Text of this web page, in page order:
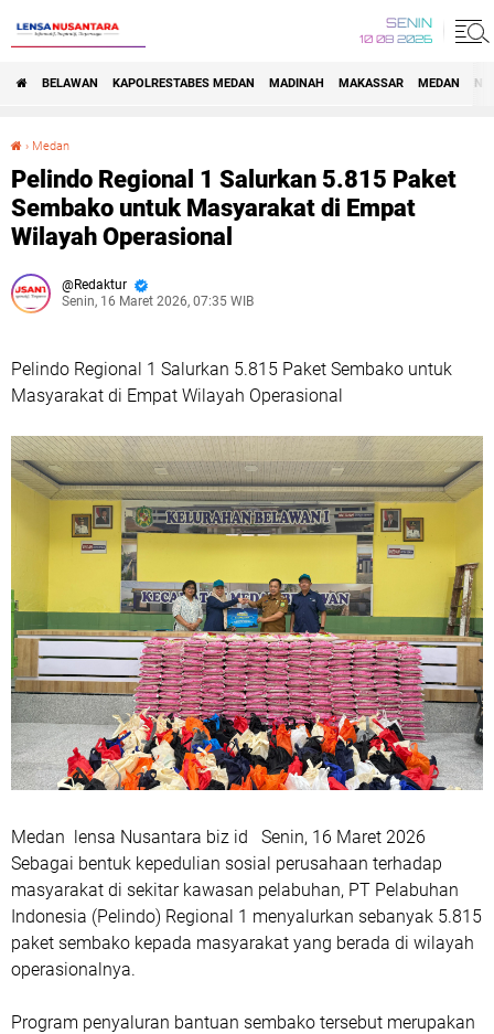
SENIN
10 08 2026
BELAWAN KAPOLRESTABES MEDAN MADINAH MAKASSAR MEDAN
› Medan
Pelindo Regional 1 Salurkan 5.815 Paket
Sembako untuk Masyarakat di Empat
Wilayah Operasional
Redaktur
Senin, 16 Maret 2026, 07:35 WIB
Pelindo Regional 1 Salurkan 5.815 Paket Sembako untuk
Masyarakat di Empat Wilayah Operasional
Medan lensa Nusantara biz id Senin, 16 Maret 2026
Sebagai bentuk kepedulian sosial perusahaan terhadap
masyarakat di sekitar kawasan pelabuhan, PT Pelabuhan
Indonesia (Pelindo) Regional 1 menyalurkan sebanyak 5.815
paket sembako kepada masyarakat yang berada di wilayah
operasionalnya.
Program penyaluran bantuan sembako tersebut merupakan